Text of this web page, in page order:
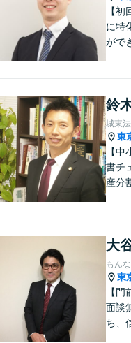
【
に特
がで
談く
分】
談
鈴
城東
東
【
書チ
産分
分野
護士
ーソ
に」
大
もん
東
【
面談
ち、